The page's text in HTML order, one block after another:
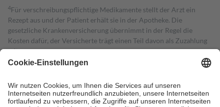
4Für verschreibungspflichtige Medikamente stellt der Arzt ein
Rezept aus und der Patient erhält sie in der Apotheke. Die
gesetzliche Krankenversicherung übernimmt in der Regel die
Kosten dafür, der Versicherte trägt einen Teil davon als Zuzahlung
mit.
Grundsätzlich leisten Mitglieder Zuzahlungen in Höhe von zehn
höchstens zehn Euro.
Es sind jedoch nie mehr als die tatsächlichen
Kosten der Leistung zu entrichten.
Diese Regeln gelten grundsätzlich auch für Online-Apotheken.